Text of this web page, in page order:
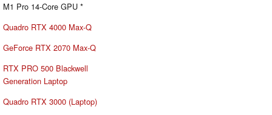
M1 Pro 14-Core GPU *
Quadro RTX 4000 Max-Q
GeForce RTX 2070 Max-Q
RTX PRO 500 Blackwell
Generation Laptop
Quadro RTX 3000 (Laptop)